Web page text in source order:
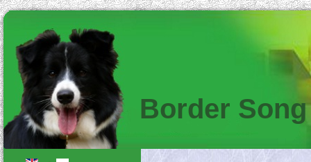
Border Song